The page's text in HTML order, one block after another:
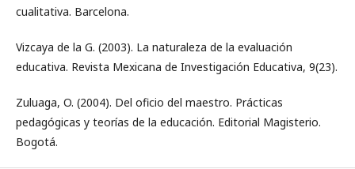
cualitativa. Barcelona.
Vizcaya de la G. (2003). La naturaleza de la evaluación
educativa. Revista Mexicana de Investigación Educativa, 9(23).
Zuluaga, O. (2004). Del oficio del maestro. Prácticas
pedagógicas y teorías de la educación. Editorial Magisterio.
Bogotá.